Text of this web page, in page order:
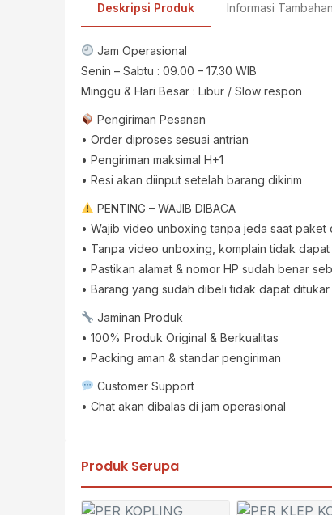
Deskripsi Produk Informasi Tambahan
Jam Operasional
Senin – Sabtu : 09.00 – 17.30 WIB
Minggu & Hari Besar : Libur / Slow respon
Pengiriman Pesanan
• Order diproses sesuai antrian
• Pengiriman maksimal H+1
• Resi akan diinput setelah barang dikirim
PENTING – WAJIB DIBACA
• Wajib video unboxing tanpa jeda saat paket
• Tanpa video unboxing, komplain tidak
• Pastikan alamat & nomor HP sudah benar
• Barang yang sudah dibeli tidak dapat
Jaminan Produk
• 100% Produk Original & Berkualitas
• Packing aman & standar pengiriman
Customer Support
• Chat akan dibalas di jam operasional
Produk Serupa